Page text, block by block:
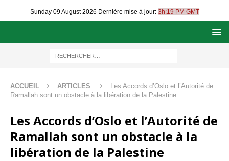
Sunday 09 August 2026 Dernière mise à jour: 3h:19 PM GMT
ACCUEIL ARTICLES
Les Accords d’Oslo et l’Autorité de
Ramallah sont un obstacle à la libération de la Palestine
Les Accords d’Oslo et l’Autorité de
Ramallah sont un obstacle à la
libération de la Palestine